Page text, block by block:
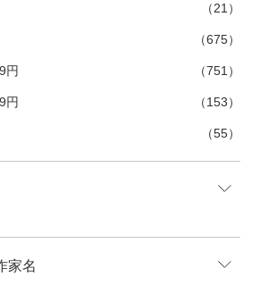
（21）
（675）
円 （751）
円 （153）
（55）
家名